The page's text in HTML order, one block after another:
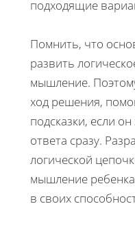
подходящие
Помнить, что
развить
мышление.
ход решения,
подсказки, если
ответа сразу.
логической
мышление
в своих